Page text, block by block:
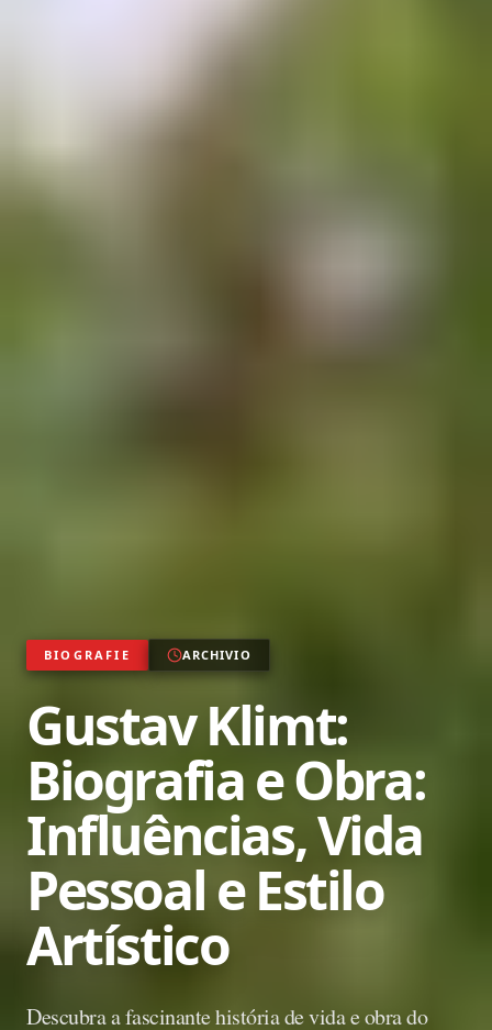
BIOGRAFIE ARCHIVIO
Gustav Klimt:
Biografia e Obra:
Influências, Vida
Pessoal e Estilo
Artístico
Descubra a fascinante história de vida e obra do